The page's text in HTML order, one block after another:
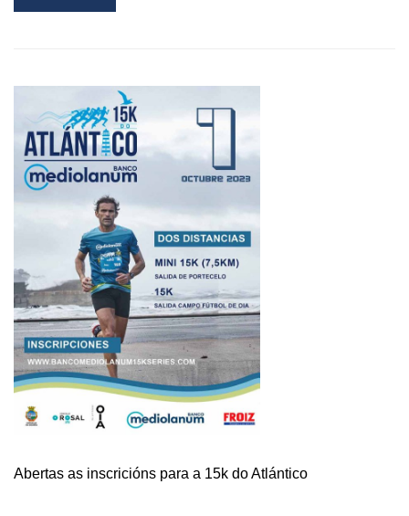
MORE
CARREIRA
10
Abertas as inscricións para a 15k do Atlántico